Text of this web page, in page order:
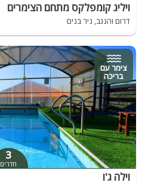
ויליג קומפלקס מתחם הצימרים
דרום והנגב, ניר בנים
צימר עם
בריכה
3
חדרים
וילה ג'ו